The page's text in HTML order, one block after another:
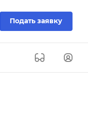
Подать заявку